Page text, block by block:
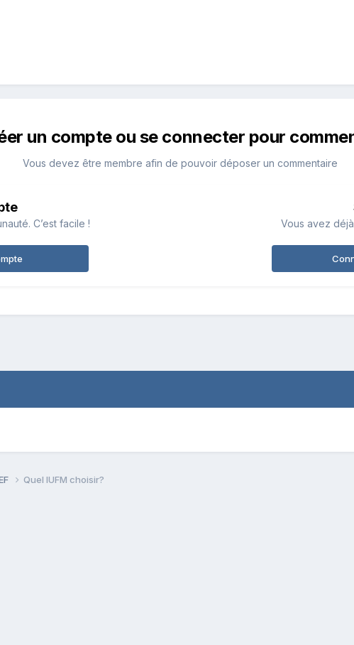
un compte ou se connecter pour
Vous devez être membre afin de pouvoir déposer un commentaire
C’est facile ! Vous avez
Quel IUFM choisir?